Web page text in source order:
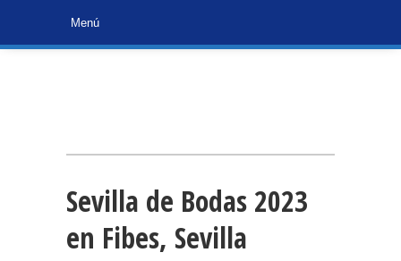
Sevilla de Bodas 2023
en Fibes, Sevilla